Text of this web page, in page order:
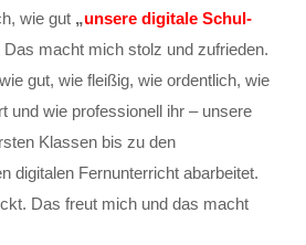
wie gut „unsere digitale Schul-
macht mich stolz und zufrieden.
gut, wie fleißig, wie ordentlich, wie
und wie professionell ihr – unsere
Klassen bis zu den
digitalen Fernunterricht abarbeitet.
Das freut mich und das macht